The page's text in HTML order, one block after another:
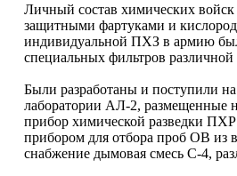
Личный состав химических
защитными фартуками и
индивидуальной ПХЗ в армию
специальных фильтров
Были разработаны и поступили
лаборатории АЛ-2, размещенные
прибор химической разведки
прибором для отбора проб ОВ из
снабжение дымовая смесь С-4,